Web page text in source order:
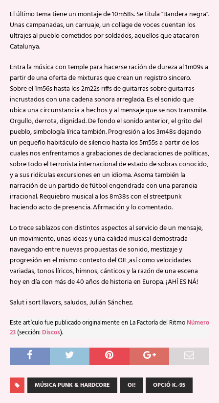
El último tema tiene un montaje de 10m58s. Se titula "Bandera negra".
Unas campanadas, un carruaje, un collage de voces cuentan los
ultrajes al pueblo cometidos por soldados, aquellos que atacaron
Catalunya.
Entra la música con temple para hacerse ración de dureza al 1m09s a
partir de una oferta de mixturas que crean un registro sincero.
Sobre el 1m56s hasta los 2m22s riffs de guitarras sobre guitarras
incrustados con una cadena sonora arreglada. Es el sonido que
ubica una circunstancia a hechos y al mensaje que se nos transmite.
Orgullo, derrota, dignidad. De fondo el sonido anterior, el grito del
pueblo, simbología lírica también. Progresión a los 3m48s dejando
un pequeño habitáculo de silencio hasta los 5m55s a partir de los
cuales nos enfrentamos a grabaciones de declaraciones de políticas,
sobre todo el terrorista internacional de estado de sobras conocido,
y a sus ridículas excursiones en un idioma. Asoma también la
narración de un partido de fútbol engendrada con una paranoia
irracional. Requiebro musical a los 8m38s con el streetpunk
haciendo acto de presencia. Afirmación y lo comentado.
Lo trece sablazos con distintos aspectos al servicio de un mensaje,
un movimiento, unas ideas y una calidad musical demostrada
navegando entre nuevas propuestas de sonido, mestizaje y
progresión en el mismo contexto del OI! ,así como velocidades
variadas, tonos líricos, himnos, cánticos y la razón de una escena
hoy en día con más de 40 años de historia en Europa. ¡AHÍ ES NÁ!
Salut i sort llavors, saludos, Julián Sánchez.
Este artículo fue publicado originalmente en La Factoría del Ritmo Número
23 (sección: Discos).
MÚSICA PUNK & HARDCORE OI! OPCIÓ K.-95